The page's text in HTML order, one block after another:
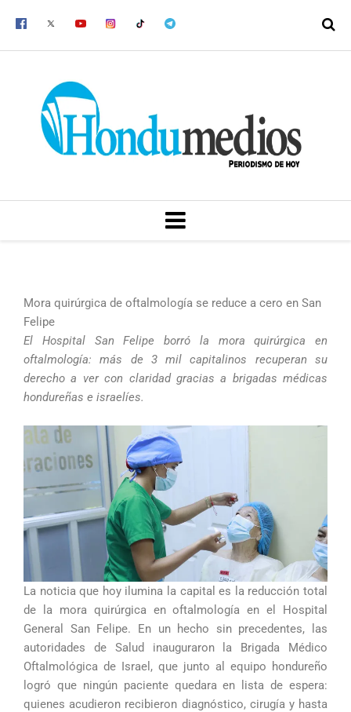
MENU
Mora quirúrgica de oftalmología se reduce a cero en San
Felipe
El Hospital San Felipe borró la mora quirúrgica en
oftalmología: más de 3 mil capitalinos recuperan su
derecho a ver con claridad gracias a brigadas médicas
hondureñas e israelíes.
La noticia que hoy ilumina la capital es la reducción total
de la mora quirúrgica en oftalmología en el Hospital
General San Felipe. En un hecho sin precedentes, las
autoridades de Salud inauguraron la Brigada Médico
Oftalmológica de Israel, que junto al equipo hondureño
logró que ningún paciente quedara en lista de espera:
quienes acudieron recibieron diagnóstico, cirugía y hasta